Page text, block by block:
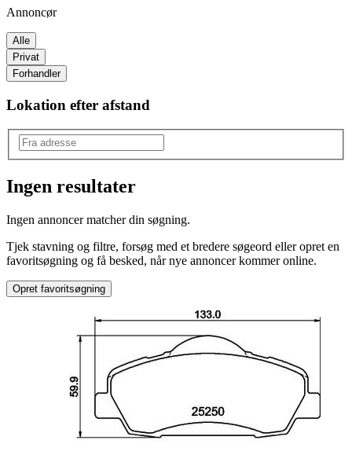
Annoncør
Alle
Privat
Forhandler
Lokation efter afstand
Andet mærke
Model:
Anden model
Ingen resultater
Ingen annoncer matcher din søgning.
Tjek stavning og filtre, forsøg med et bredere søgeord eller opret en
favoritsøgning og få besked, når nye annoncer kommer online.
Opret favoritsøgning